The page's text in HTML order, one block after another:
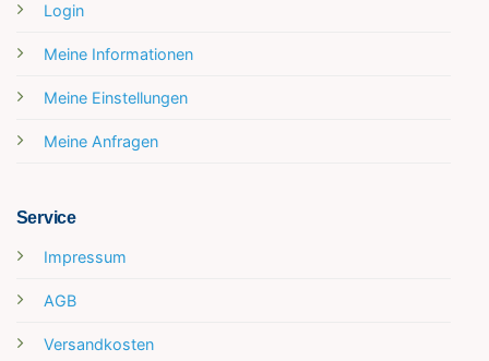
Login
Meine Informationen
Meine Einstellungen
Meine Anfragen
Service
Impressum
AGB
Versandkosten